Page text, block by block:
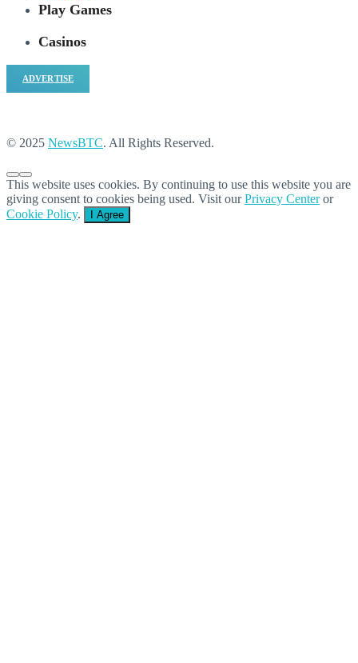
Play Games
Casinos
ADVERTISE
© 2025 NewsBTC. All Rights Reserved.
This website uses cookies. By continuing to use this website you are
giving consent to cookies being used. Visit ourPrivacy Centeror
Cookie Policy. I Agree